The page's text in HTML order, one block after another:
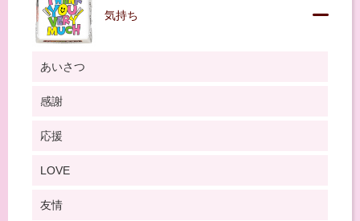
気持ち
あいさつ
感謝
応援
LOVE
友情